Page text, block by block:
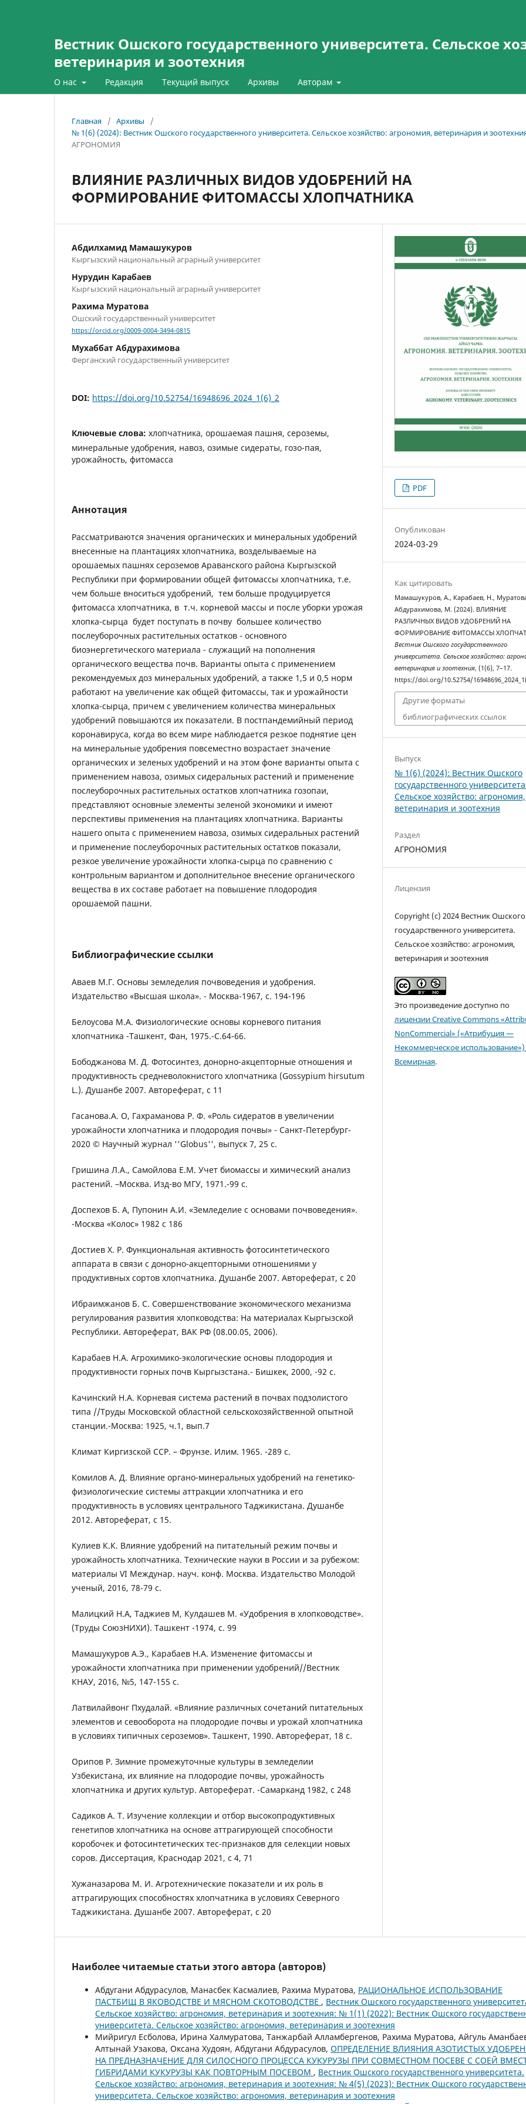
Вестник Ошского государственного университета. Сельское
ветеринария и зоотехния
О нас Редакция Текущий выпуск Архивы Авторам
Главная / Архивы
/
№ 1(6) (2024): Вестник Ошского государственного университета. Сельское хозяйство: агрономия, ветеринария и
АГРОНОМИЯ
ВЛИЯНИЕ РАЗЛИЧНЫХ ВИДОВ УДОБРЕНИЙ НА
ФОРМИРОВАНИЕ ФИТОМАССЫ ХЛОПЧАТНИКА
Абдилхамид Мамашукуров
Кыргызский национальный аграрный университет
Нурудин Карабаев
Кыргызский национальный аграрный университет
Рахима Муратова
Ошский государственный университет
https://orcid.org/0009-0004-3494-0815
Мухаббат Абдурахимова
Ферганский государственный университет
DOI: https://doi.org/10.52754/16948696_2024_1(6)_2
Ключевые слова: хлопчатника, орошаемая пашня, сероземы,
минеральные удобрения, навоз, озимые сидераты, гозо-пая,
урожайность, фитомасса
Аннотация
Рассматриваются значения органических и минеральных удобрений
внесенные на плантациях хлопчатника, возделываемые на
орошаемых пашнях сероземов Араванского района Кыргызской
Республики при формировании общей фитомассы хлопчатника, т.е.
чем больше вноситься удобрений, тем больше продуцируется
фитомасса хлопчатника, в т.ч. корневой массы и после уборки урожая
хлопка-сырца будет поступать в почву большее количество
послеуборочных растительных остатков - основного
биоэнергетического материала - служащий на пополнения
органического вещества почв. Варианты опыта с применением
рекомендуемых доз минеральных удобрений, а также 1,5 и 0,5 норм
работают на увеличение как общей фитомассы, так и урожайности
хлопка-сырца, причем с увеличением количества минеральных
удобрений повышаются их показатели. В постпандемийный период
коронавируса, когда во всем мире наблюдается резкое поднятие цен
на минеральные удобрения повсеместно возрастает значение
органических и зеленых удобрений и на этом фоне варианты опыта с
применением навоза, озимых сидеральных растений и применение
послеуборочных растительных остатков хлопчатника гозопаи,
представляют основные элементы зеленой экономики и имеют
перспективы применения на плантациях хлопчатника. Варианты
нашего опыта с применением навоза, озимых сидеральных растений
и применение послеуборочных растительных остатков показали,
резкое увеличение урожайности хлопка-сырца по сравнению с
контрольным вариантом и дополнительное внесение органического
вещества в их составе работает на повышение плодородия
орошаемой пашни.
Библиографические ссылки
Аваев М.Г. Основы земледелия почвоведения и удобрения.
Издательство «Высшая школа». - Москва-1967, с. 194-196
Белоусова М.А. Физиологические основы корневого питания
хлопчатника -Ташкент, Фан, 1975.-С.64-66.
Бободжанова М. Д. Фотосинтез, донорно-акцепторные отношения и
продуктивность средневолокнистого хлопчатника (Gossypium hirsutum
L.). Душанбе 2007. Автореферат, с 11
Гасанова.А. О, Гахраманова Р. Ф. «Роль сидератов в увеличении
урожайности хлопчатника и плодородия почвы» - Санкт-Петербург-
2020 © Научный журнал ''Globus'', выпуск 7, 25 с.
Гришина Л.А., Самойлова Е.М. Учет биомассы и химический анализ
растений. –Москва. Изд-во МГУ, 1971.-99 с.
Доспехов Б. А, Пупонин А.И. «Земледелие с основами почвоведения».
-Москва «Колос» 1982 с 186
Достиев Х. Р. Функциональная активность фотосинтетического
аппарата в связи с донорно-акцепторными отношениями у
продуктивных сортов хлопчатника. Душанбе 2007. Автореферат, с 20
Ибраимжанов Б. С. Совершенствование экономического механизма
регулирования развития хлопководства: На материалах Кыргызской
Республики. Автореферат, ВАК РФ (08.00.05, 2006).
Карабаев Н.А. Агрохимико-экологические основы плодородия и
продуктивности горных почв Кыргызстана.- Бишкек, 2000, -92 с.
Качинский Н.А. Корневая система растений в почвах подзолистого
типа //Труды Московской областной сельскохозяйственной опытной
станции.-Москва: 1925, ч.1, вып.7
Климат Киргизской ССР. – Фрунзе. Илим. 1965. -289 с.
Комилов А. Д. Влияние органо-минеральных удобрений на генетико-
физиологические системы аттракции хлопчатника и его
продуктивность в условиях центрального Таджикистана. Душанбе
2012. Автореферат, с 15.
Кулиев К.К. Влияние удобрений на питательный режим почвы и
урожайность хлопчатника. Технические науки в России и за рубежом:
материалы VI Междунар. науч. конф. Москва. Издательство Молодой
ученый, 2016, 78-79 с.
Малицкий Н.А, Таджиев М, Кулдашев М. «Удобрения в хлопководстве».
(Труды СоюзНИХИ). Ташкент -1974, с. 99
Мамашукуров А.Э., Карабаев Н.А. Изменение фитомассы и
урожайности хлопчатника при применении удобрений//Вестник
КНАУ, 2016, №5, 147-155 с.
Латвилайвонг Пхудалай. «Влияние различных сочетаний питательных
элементов и севооборота на плодородие почвы и урожай хлопчатника
в условиях типичных сероземов». Ташкент, 1990. Автореферат, 18 с.
Орипов Р. Зимние промежуточные культуры в земледелии
Узбекистана, их влияние на плодородие почвы, урожайность
хлопчатника и других культур. Автореферат. -Самарканд 1982, с 248
Садиков А. Т. Изучение коллекции и отбор высокопродуктивных
генетипов хлопчатника на основе аттрагирующей способности
коробочек и фотосинтетических тес-признаков для селекции новых
соров. Диссертация, Краснодар 2021, с 4, 71
Хужаназарова М. И. Агротехнические показатели и их роль в
аттрагирующих способностях хлопчатника в условиях Северного
Таджикистана. Душанбе 2007. Автореферат, с 20
PDF
Опубликован
2024-03-29
Как цитировать
Мамашукуров, А., Карабаев, Н.,
Абдурахимова, М. (2024). ВЛИЯНИЕ
РАЗЛИЧНЫХ ВИДОВ УДОБРЕНИЙ НА
ФОРМИРОВАНИЕ ФИТОМАССЫ
Вестник Ошского государственного
университета. Сельское хозяйство:
ветеринария и зоотехния, (1(6), 7–17.
https://doi.org/10.52754/
Другие форматы
библиографических ссылок
Выпуск
№ 1(6) (2024): Вестник Ошского
государственного
Сельское хозяйство: агрономия,
ветеринария и зоотехния
Раздел
АГРОНОМИЯ
Лицензия
Copyright (c) 2024 Вестник Ошского
государственного университета.
Сельское хозяйство: агрономия,
ветеринария и зоотехния
Это произведение доступно по
лицензии Creative Commons
NonCommercial» («Атрибуция —
Некоммерческое использование»)
Всемирная.
Наиболее читаемые статьи этого автора (авторов)
Абдугани Абдурасулов, Манасбек Касмалиев, Рахима Муратова, РАЦИОНАЛЬНОЕ ИСПОЛЬЗОВАНИЕ
ПАСТБИЩ В ЯКОВОДСТВЕ И МЯСНОМ СКОТОВОДСТВЕ , Вестник Ошского государственного
Сельское хозяйство: агрономия, ветеринария и зоотехния: № 1(1) (2022): Вестник Ошского
университета. Сельское хозяйство: агрономия, ветеринария и зоотехния
Мийригул Есболова, Ирина Халмуратова, Танжарбай Алламбергенов, Рахима Муратова, Айгуль
Алтынай Узакова, Оксана Худоян, Абдугани Абдурасулов, ОПРЕДЕЛЕНИЕ ВЛИЯНИЯ АЗОТИСТЫХ
НА ПРЕДНАЗНАЧЕНИЕ ДЛЯ СИЛОСНОГО ПРОЦЕССА КУКУРУЗЫ ПРИ СОВМЕСТНОМ ПОСЕВЕ С СОЕЙ
ГИБРИДАМИ КУКУРУЗЫ КАК ПОВТОРНЫМ ПОСЕВОМ , Вестник Ошского государственного университета.
Сельское хозяйство: агрономия, ветеринария и зоотехния: № 4(5) (2023): Вестник Ошского
университета. Сельское хозяйство: агрономия, ветеринария и зоотехния